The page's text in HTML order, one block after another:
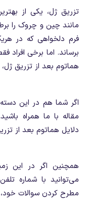
تزریق ژل، یکی از
مانند چین و چروک را
فرم دلخواهی که در
برساند. اما برخی
هماتوم بعد از تزریق ژل،
اگر شما هم در این دسته
مقاله با ما همراه
دلایل هماتوم بعد از
همچنین اگر در این
می‌توانید با شماره
مطرح کردن سوالات خود،